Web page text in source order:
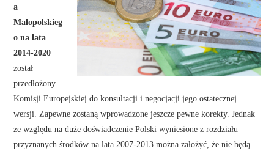
a
Małopolskieg
o na lata
2014-2020
został
przedłożony
Komisji Europejskiej do konsultacji i negocjacji jego ostatecznej
wersji. Zapewne zostaną wprowadzone jeszcze pewne korekty. Jednak
ze względu na duże doświadczenie Polski wyniesione z rozdziału
przyznanych środków na lata 2007-2013 można założyć, że nie będą